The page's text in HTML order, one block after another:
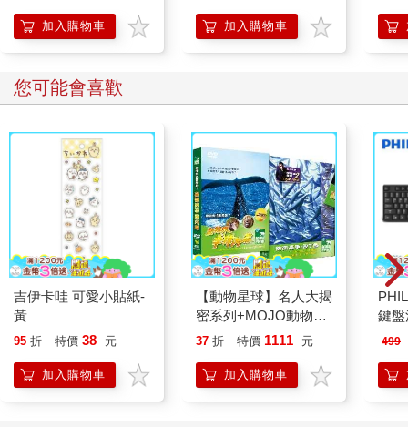
加入購物車
的37個科學方法
加入購物車
您可能會喜歡
吉伊卡哇 可愛小貼紙-
黃
95 折 特價 38 元
加入購物車
【動物星球】名人大揭
密系列+MOJO動物模
型 優惠組合套餐
37 折 特價 1111 元
加入購物車
鍵盤
499